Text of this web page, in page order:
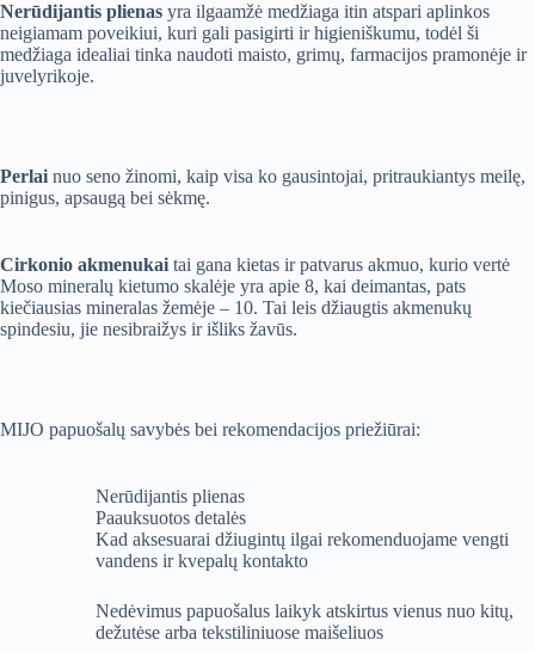
Nerūdijantis plienas yra ilgaamžė medžiaga itin atspari aplinkos
neigiamam poveikiui, kuri gali pasigirti ir higieniškumu, todėl ši
medžiaga idealiai tinka naudoti maisto, grimų, farmacijos pramonėje ir
juvelyrikoje.
Perlai nuo seno žinomi, kaip visa ko gausintojai, pritraukiantys meilę,
pinigus, apsaugą bei sėkmę.
Cirkonio akmenukai tai gana kietas ir patvarus akmuo, kurio vertė
Moso mineralų kietumo skalėje yra apie 8, kai deimantas, pats
kiečiausias mineralas žemėje – 10. Tai leis džiaugtis akmenukų
spindesiu, jie nesibraižys ir išliks žavūs.
MIJO papuošalų savybės bei rekomendacijos priežiūrai:
Nerūdijantis plienas
Paauksuotos detalės
Kad aksesuarai džiugintų ilgai rekomenduojame vengti
vandens ir kvepalų kontakto
Nedėvimus papuošalus laikyk atskirtus vienus nuo kitų,
dežutėse arba tekstiliniuose maišeliuos